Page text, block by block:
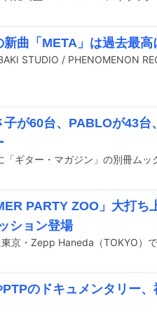
新曲「META」は過去最
子が60台、PABLOが43
PARTY ZOO」大打
ション登場
のドキュメンタリー